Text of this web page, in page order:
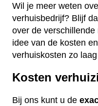
Wil je meer weten
verhuisbedrijf? Blijf
over de
idee van de kosten
verhuiskosten zo
Kosten
Bij ons kunt u de